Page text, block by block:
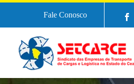
Fale Conosco